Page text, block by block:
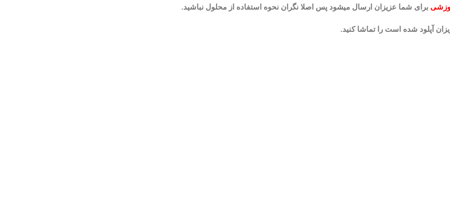
برای شما عزیزان ارسال میشود پس اصلا نگران نحوه استفاده از محلول نباشید.
آپلود شده است را تماشا کنید.